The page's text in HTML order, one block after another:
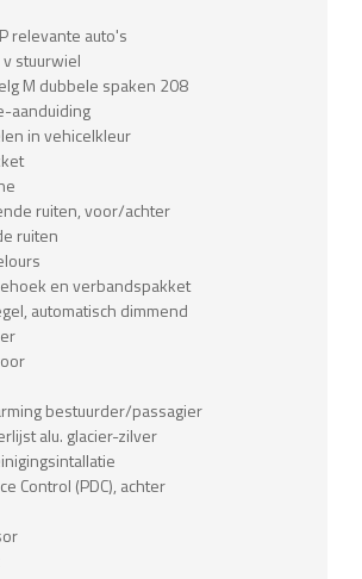
relevante auto's
stuurwiel
M dubbele spaken 208
aanduiding
in vehicelkleur
ruiten, voor/achter
ruiten
en verbandspakket
automatisch dimmend
bestuurder/passagier
alu. glacier-zilver
Control (PDC), achter